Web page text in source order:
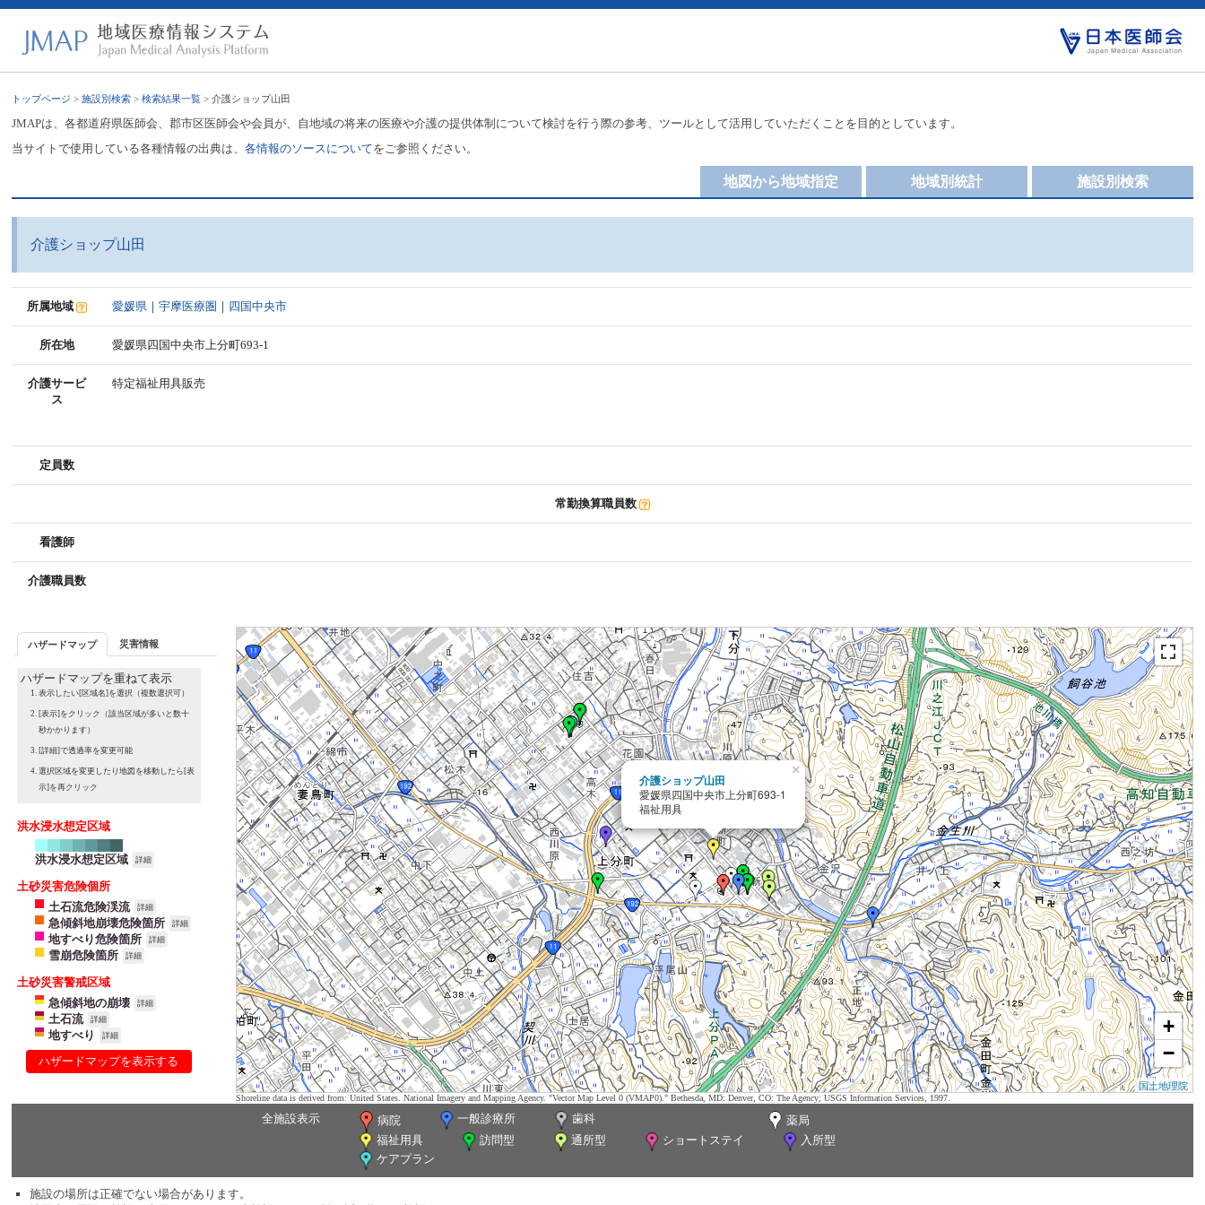
トップページ >施設別検索 >検索結果一覧 > 介護ショップ山田
JMAPは、各都道府県医師会、郡市区医師会や会員が、自地域の将来の医療や介護の提供体制について検討を行う際の参考、ツールとして活用していただくことを目的としています。
当サイトで使用している各種情報の出典は、各情報のソースについてをご参照ください。
施設別検索
地域別統計
地図から地域指定
介護ショップ山田
所属地域 愛媛県 ｜宇摩医療圏 ｜ 四国中央市
所在地 愛媛県四国中央市上分町693-1
介護サービ
ス
特定福祉用具販売
定員数
常勤換算職員数
看護師
介護職員数
ハザードマップ 災害情報
ハザードマップを重ねて表示
表示したい[区域名]を選択（複数選択可）
[表示]をクリック（該当区域が多いと数十
秒かかります）
[詳細]で透過率を変更可能
選択区域を変更したり地図を移動したら[表
示]を再クリック
洪水浸水想定区域
洪水浸水想定区域 詳細
土砂災害危険個所
土石流危険渓流
詳細
急傾斜地崩壊危険箇所 詳細
地すべり危険箇所 詳細
雪崩危険箇所 詳細
土砂災害警戒区域
急傾斜地の崩壊
詳細
土石流 詳細
地すべり 詳細
ハザードマップを表示する
介護ショップ山田
愛媛県四国中央市上分町693-1
福祉用具
×
+
−
国土地理院
Shoreline data is derived from: United States. National Imagery and Mapping Agency. "Vector Map Level 0 (VMAP0)." Bethesda, MD: Denver, CO: The Agency; USGS Information Services, 1997.
全施設表示 病院 一般診療所 歯科
薬局
福祉用具
訪問型 通所型 ショートステイ
入所型
ケアプラン
施設の場所は正確でない場合があります。